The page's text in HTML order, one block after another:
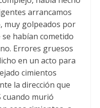
arrancamos
muy golpeados por
habían cometido
Errores gruesos
en un acto para
cimientos
la dirección que
cuando murió